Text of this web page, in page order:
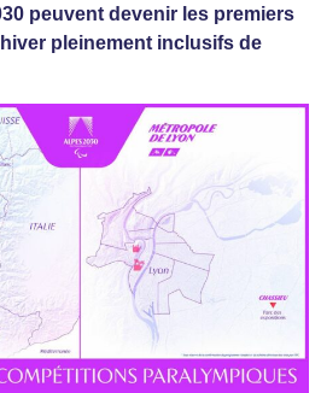
peuvent devenir les premiers
pleinement inclusifs de